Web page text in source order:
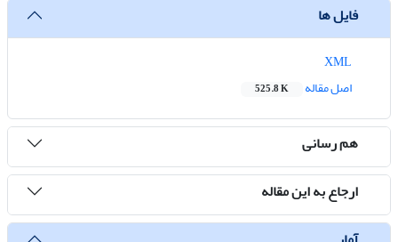
فایل ها
اصل مقاله
525.8 K
هم رسانی
ارجاع به این مقاله